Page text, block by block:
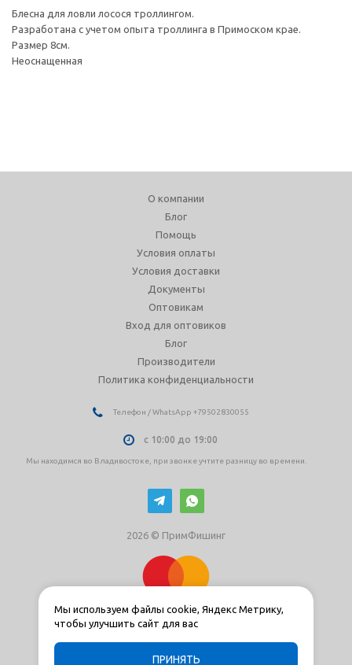
Блесна для ловли лосося троллингом.
Разработана с учетом опыта троллинга в Примоском крае.
Размер 8см.
Неоснащенная
О компании
Блог
Помощь
Условия оплаты
Условия доставки
Документы
Оптовикам
Вход для оптовиков
Блог
Производители
Политика конфиденциальности
Телефон / WhatsApp +79502830055
с 10:00 до 19:00
Мы находимся во Владивостоке, при звонке учтите разницу во времени.
2026 © ПримФишинг
Мы используем файлы cookie, Яндекс Метрику,
чтобы улучшить сайт для вас
ПРИНЯТЬ